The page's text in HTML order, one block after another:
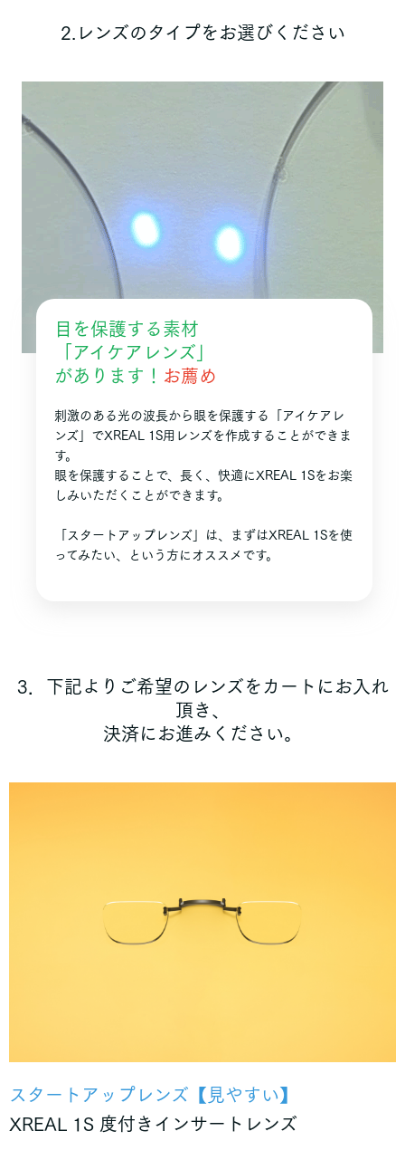
2.レンズのタイプをお選びください
目を保護する素材
「アイケアレンズ」
があります！ お薦め
刺激のある光の波長から眼を保護する「アイケアレ
ンズ」でXREAL 1S用レンズを作成することができま
す。
眼を保護することで、長く、快適にXREAL 1Sをお楽
しみいただくことができます。
「スタートアップレンズ」は、まずはXREAL 1Sを使
ってみたい、という方にオススメです。
3．下記よりご希望のレンズをカートにお入れ
頂き、
決済にお進みください。
スタートアップレンズ【見やすい】
XREAL 1S 度付きインサートレンズ